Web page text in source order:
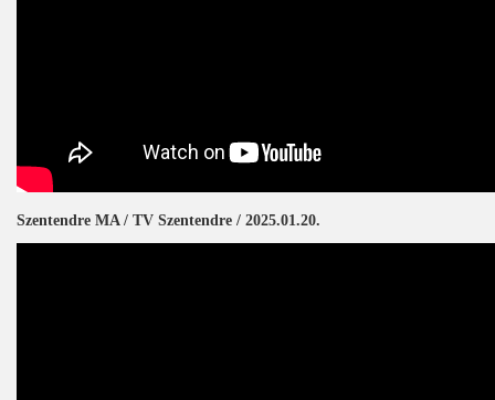
Szentendre MA / TV Szentendre / 2025.01.20.